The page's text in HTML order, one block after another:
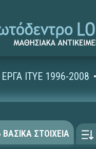
ΕΡΓΑ ΙΤΥΕ 1996-2008
ΒΑΣΙΚΑ ΣΤΟΙΧΕΙΑ